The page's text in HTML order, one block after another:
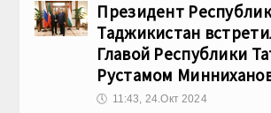
Президент
Таджикистан
Главой Республики
Рустамом
🕔 11:43, 24.Окт 2024